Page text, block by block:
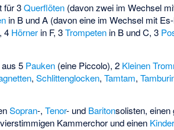
für 3Querflöten (davon zwei im Wechsel
in B und A (davon eine im Wechsel mit
, 4 Hörner in F, 3Trompeten in B und C, 3
5 Pauken (eine Piccolo), 2 Kleinen
,Schlittenglocken,Tamtam,
Sopran-,Tenor- und Baritonsolisten,
Kammerchor und einen